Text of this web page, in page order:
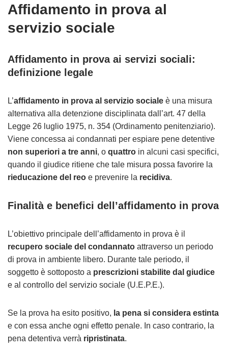
Affidamento in prova al
servizio sociale
Affidamento in prova ai servizi sociali:
definizione legale
L’affidamento in prova al servizio sociale è una misura
alternativa alla detenzione disciplinata dall’art. 47 della
Legge 26 luglio 1975, n. 354 (Ordinamento penitenziario).
Viene concessa ai condannati per espiare pene detentive
non superiori a tre anni, o quattro in alcuni casi specifici,
quando il giudice ritiene che tale misura possa favorire la
rieducazione del reo e prevenire la recidiva.
Finalità e benefici dell’affidamento in prova
L’obiettivo principale dell’affidamento in prova è il
recupero sociale del condannato attraverso un periodo
di prova in ambiente libero. Durante tale periodo, il
soggetto è sottoposto a prescrizioni stabilite dal giudice
e al controllo del servizio sociale (U.E.P.E.).
Se la prova ha esito positivo, la pena si considera estinta
e con essa anche ogni effetto penale. In caso contrario, la
pena detentiva verrà ripristinata.